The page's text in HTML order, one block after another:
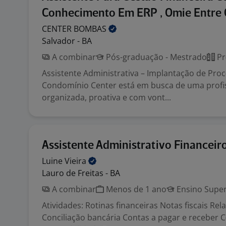
Conhecimento Em ERP , Omie Entre
CENTER BOMBAS
Salvador - BA
A combinar
Pós-graduação - Mestrado
Assistente Administrativa – Implantação de
Condomínio Center está em busca de uma
organizada, proativa e com vont...
Assistente Administrativo Financeiro
Luine Vieira
Lauro de Freitas - BA
A combinar
Menos de 1 ano Ensino
Atividades: Rotinas financeiras Notas fiscais
Conciliação bancária Contas a pagar e receber